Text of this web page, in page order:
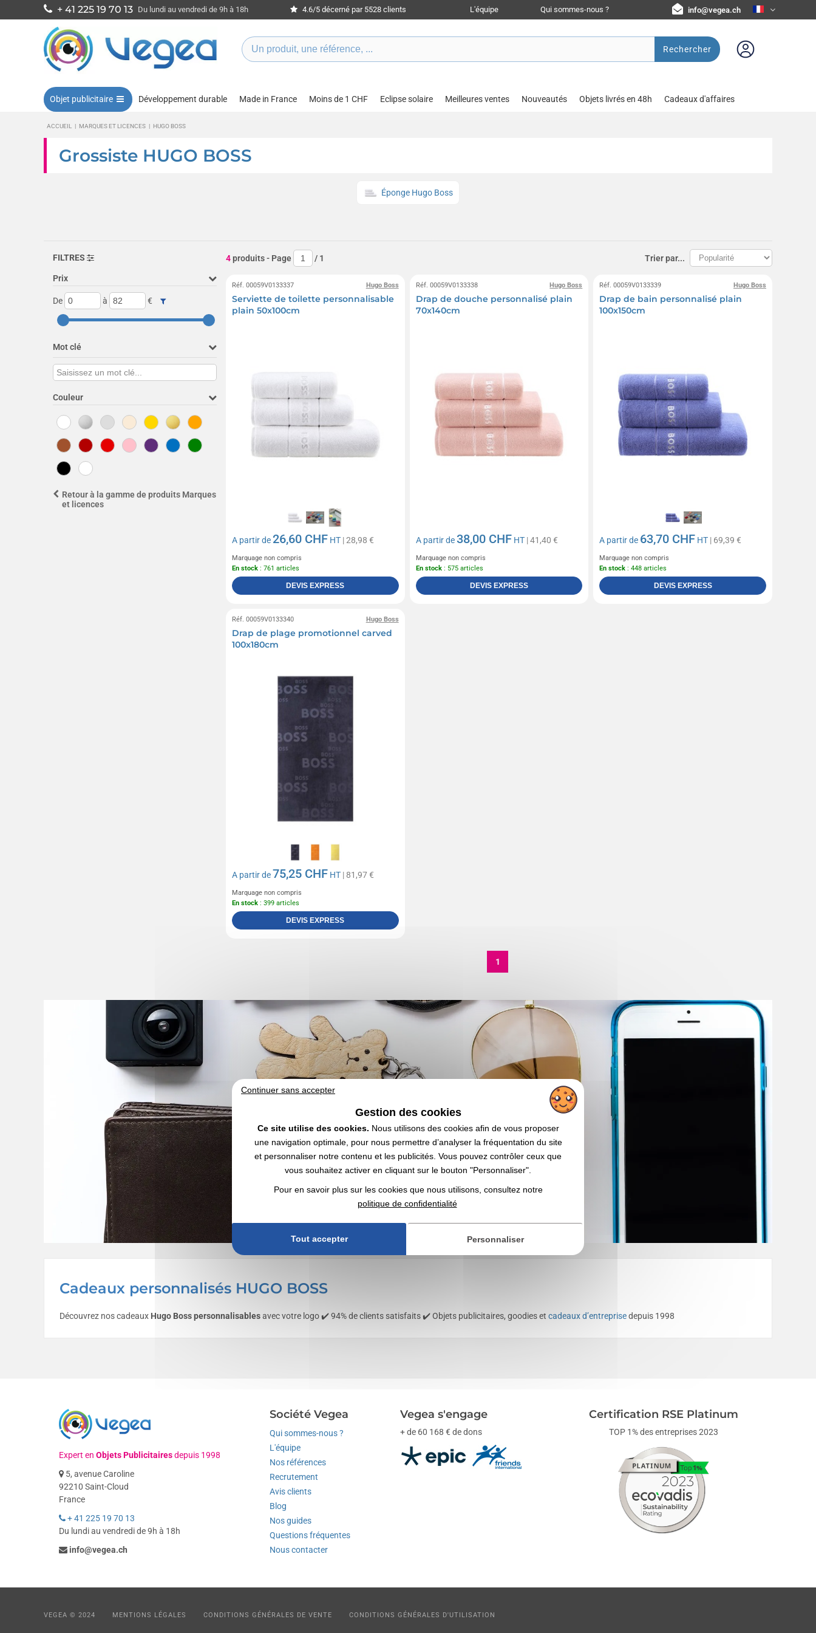
+ 41 225 19 70 13 Du lundi au vendredi de 9h à 18h 4.6/5 décerné par 5528 clients L'équipe Qui sommes-nous ? info@vegea.ch
Rechercher
Objet publicitaire Développement durable Made in France Moins de 1 CHF Eclipse solaire Meilleures ventes Nouveautés Objets livrés en 48h Cadeaux d'affaires
ACCUEIL | MARQUES ET LICENCES | HUGO BOSS
Grossiste HUGO BOSS
Cadeaux personnalisés HUGO BOSS
Découvrez nos cadeaux Hugo Boss personnalisablesavec votre logo ✔️ 94% de clients satisfaits ✔️ Objets publicitaires, goodies et cadeaux d’entreprisedepuis 1998
Éponge Hugo Boss
FILTRES
Prix
De à €
Mot clé
Couleur
Retour à la gamme de produits Marques
et licences
4produits- Page / 1 Trier par...
Hugo Boss
Réf. 00059V0133337
Serviette de toilette personnalisable
plain 50x100cm
A partir de26,60 CHF HT | 28,98 €
Marquage non compris
En stock : 761 articles
DEVIS EXPRESS
Hugo Boss
Réf. 00059V0133338
Drap de douche personnalisé plain
70x140cm
A partir de38,00 CHF HT| 41,40 €
Marquage non compris
En stock: 575 articles
DEVIS EXPRESS
Hugo Boss
Réf. 00059V0133339
Drap de bain personnalisé plain
100x150cm
A partir de 63,70 CHF HT | 69,39 €
Marquage non compris
En stock : 448 articles
DEVIS EXPRESS
Hugo Boss
Réf. 00059V0133340
Drap de plage promotionnel carved
100x180cm
A partir de75,25 CHF HT | 81,97 €
Marquage non compris
En stock : 399 articles
DEVIS EXPRESS
1
Expert en Objets Publicitairesdepuis 1998
5, avenue Caroline
92210 Saint-Cloud
France
+ 41 225 19 70 13
Du lundi au vendredi de 9h à 18h
info@vegea.ch
Société Vegea
Qui sommes-nous ?
L'équipe
Nos références
Recrutement
Avis clients
Blog
Nos guides
Questions fréquentes
Nous contacter
Vegea s'engage
+ de 60 168 € de dons
Certification RSE Platinum
TOP 1% des entreprises 2023
VEGEA © 2024 MENTIONS LÉGALES CONDITIONS GÉNÉRALES DE VENTE CONDITIONS GÉNÉRALES D'UTILISATION
Continuer sans accepter
Gestion des cookies
Ce site utilise des cookies. Nous utilisons des cookies afin de vous proposer
une navigation optimale, pour nous permettre d’analyser la fréquentation du site
et personnaliser notre contenu et les publicités. Vous pouvez contrôler ceux que
vous souhaitez activer en cliquant sur le bouton "Personnaliser".
Pour en savoir plus sur les cookies que nous utilisons, consultez notre
politique de confidentialité
Tout accepter Personnaliser